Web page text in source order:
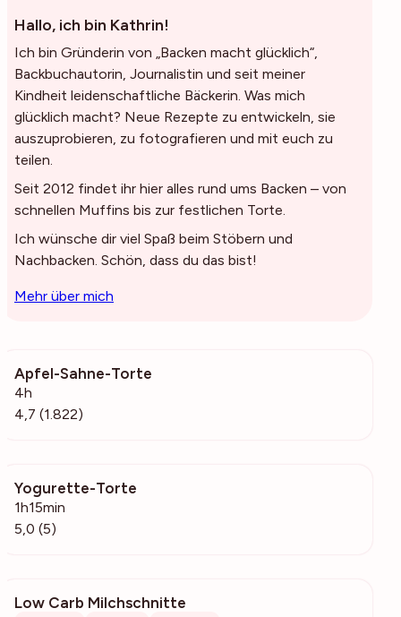
Hallo, ich bin Kathrin!
Ich bin Gründerin von „Backen macht glücklich“,
Backbuchautorin, Journalistin und seit meiner
Kindheit leidenschaftliche Bäckerin. Was mich
glücklich macht? Neue Rezepte zu entwickeln, sie
auszuprobieren, zu fotografieren und mit euch zu
teilen.
Seit 2012 findet ihr hier alles rund ums Backen – von
schnellen Muffins bis zur festlichen Torte.
Ich wünsche dir viel Spaß beim Stöbern und
Nachbacken. Schön, dass du das bist!
Mehr über mich
Apfel-Sahne-Torte
4h
4,7 (1.822)
Yogurette-Torte
1h15min
5,0 (5)
Low Carb Milchschnitte